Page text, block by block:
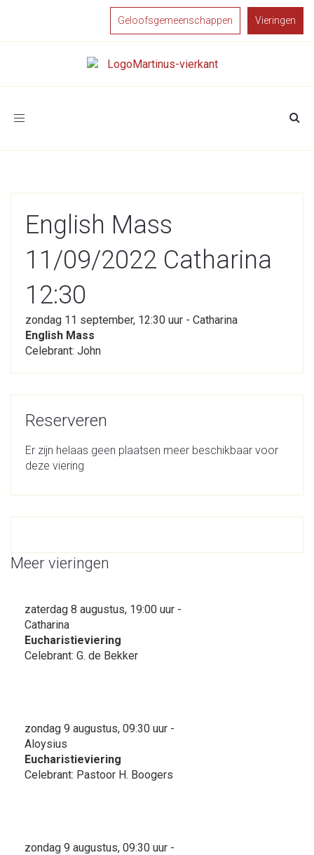
Geloofsgemeenschappen Vieringen
Toggle
English Mass
11/09/2022 Catharina
12:30
zondag 11 september, 12:30 uur - Catharina
English Mass
Celebrant: John
Reserveren
Er zijn helaas geen plaatsen meer beschikbaar voor
deze viering
Meer vieringen
zaterdag 8 augustus, 19:00 uur -
Catharina
Eucharistieviering
Celebrant: G. de Bekker
zondag 9 augustus, 09:30 uur -
Aloysius
Eucharistieviering
Celebrant: Pastoor H. Boogers
zondag 9 augustus, 09:30 uur -